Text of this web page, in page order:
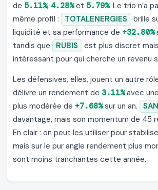
de 5.11%, 4.28%et 5.79%. Le trio n’a
même profil :
TOTALENERGIES
brille
liquidité et sa performance de +32.80%
tandis que
RUBIS
est plus discret
intéressant pour qui cherche un revenu
Les défensives, elles, jouent un autre
délivre un rendement de 3.11%avec
plus modérée de +7.68%sur un an.
davantage, mais son momentum de 45
En clair : on peut les utiliser pour
mais sur le pur angle rendement plus
sont moins tranchantes cette année.